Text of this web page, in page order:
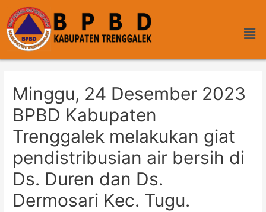
Minggu, 24 Desember 2023
BPBD Kabupaten
Trenggalek melakukan giat
pendistribusian air bersih di
Ds. Duren dan Ds.
Dermosari Kec. Tugu.